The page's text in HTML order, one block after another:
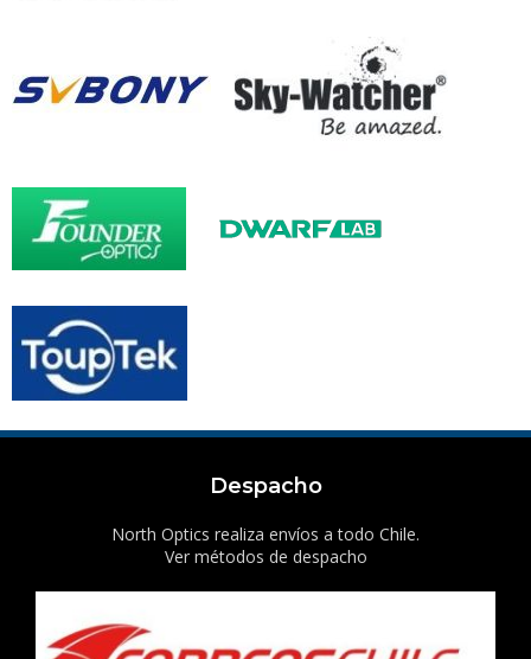
Despacho
North Optics realiza envíos a todo Chile.
Ver métodos de despacho